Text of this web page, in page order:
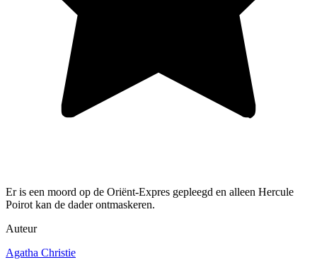
Er is een moord op de Oriënt-Expres gepleegd en alleen Hercule
Poirot kan de dader ontmaskeren.
Auteur
Agatha Christie